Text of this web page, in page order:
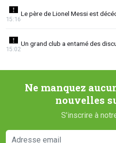
Le père de Lionel Messi est
15:16
Un grand club a entamé des
15:02
Ne manquez
nouvelles
S'inscrire à